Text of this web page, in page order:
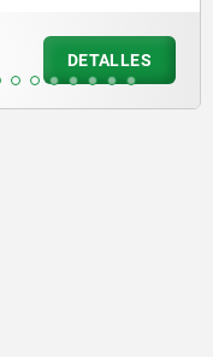
desde
más IVA.
más gastos